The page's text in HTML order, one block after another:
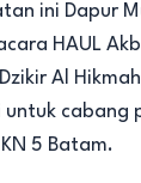
ini Dapur
HAUL
Al
cabang
5 Batam.